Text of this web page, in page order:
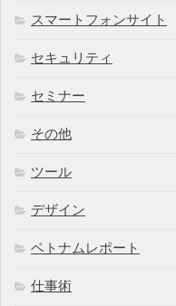
スマートフォンサイト
セキュリティ
セミナー
その他
ツール
デザイン
ベトナムレポート
仕事術